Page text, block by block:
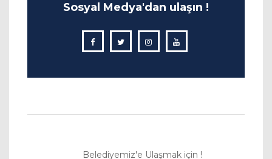
Sosyal Medya'dan ulaşın !
Belediyemiz'e Ulaşmak için !